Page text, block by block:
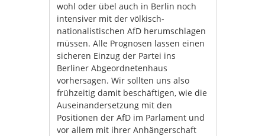
wohl oder übel auch in Berlin noch
intensiver mit der völkisch-
nationalistischen AfD herumschlagen
müssen. Alle Prognosen lassen einen
sicheren Einzug der Partei ins
Berliner Abgeordnetenhaus
vorhersagen. Wir sollten uns also
frühzeitig damit beschäftigen, wie die
Auseinandersetzung mit den
Positionen der AfD im Parlament und
vor allem mit ihrer Anhängerschaft